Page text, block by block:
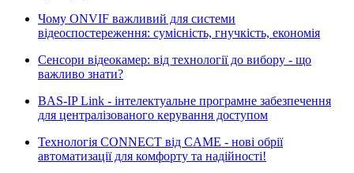
Чому ONVIF важливий для системи
відеоспостереження: сумісність, гнучкість, економія
Сенсори відеокамер: від технології до вибору - що
важливо знати?
BAS-IP Link - інтелектуальне програмне забезпечення
для централізованого керування доступом
Технологія CONNECT від CAME - нові обрії
автоматизації для комфорту та надійності!